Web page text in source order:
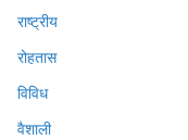
राष्ट्रीय
रोहतास
विविध
वैशाली